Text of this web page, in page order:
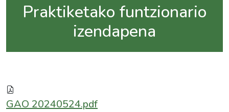
Praktiketako funtzionario
izendapena
GAO 20240524.pdf